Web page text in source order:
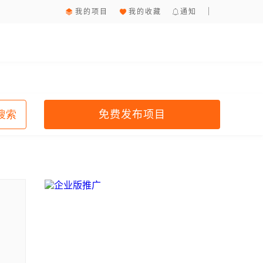
我的项目 我的收藏 通知
索 免费发布项目